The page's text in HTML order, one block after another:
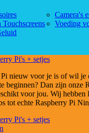
Camera's
Voeding
Pi's + setjes
nieuw voor je is of wil je
beginnen? Dan zijn onze
voor jou. Wij hebben
tot echte Raspberry Pi
Pi's + setjes